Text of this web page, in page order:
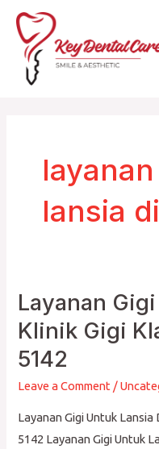
Skip
content
lansia
Layanan
Klinik Gigi
5142
Leave a Comment /
Layanan Gigi Untuk
5142 Layanan Gigi Untuk
Layanan
Gigi
Untuk
Lansia
Di